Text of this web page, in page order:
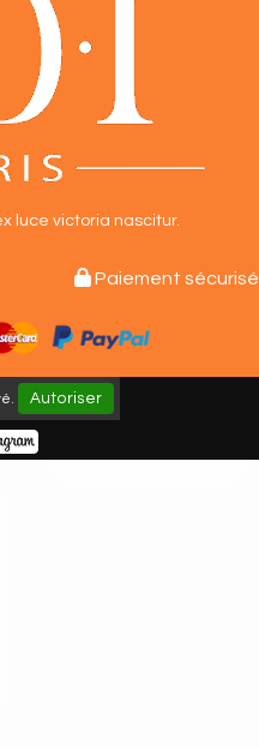
luce victoria nascitur.
Paiement sécurisé
Autoriser